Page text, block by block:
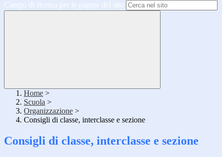
Campo di ricerca per le pagine del sito
Home >
Scuola >
Organizzazione >
Consigli di classe, interclasse e sezione
Consigli di classe, interclasse e sezione